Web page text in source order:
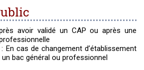
avoir validé un CAP ou après une
: En cas de changement d’établissement
bac général ou professionnel